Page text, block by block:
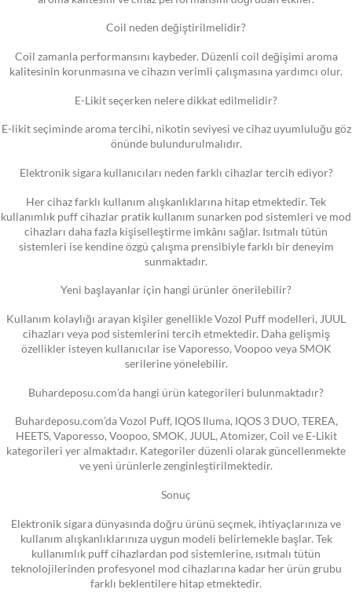
Coil neden değiştirilmelidir?
Coil zamanla performansını kaybeder. Düzenli coil değişimi aroma
kalitesinin korunmasına ve cihazın verimli çalışmasına yardımcı olur.
E-Likit seçerken nelere dikkat edilmelidir?
E-likit seçiminde aroma tercihi, nikotin seviyesi ve cihaz uyumluluğu göz
önünde bulundurulmalıdır.
Elektronik sigara kullanıcıları neden farklı cihazlar tercih ediyor?
Her cihaz farklı kullanım alışkanlıklarına hitap etmektedir. Tek
kullanımlık puff cihazlar pratik kullanım sunarken pod sistemleri ve mod
cihazları daha fazla kişiselleştirme imkânı sağlar. Isıtmalı tütün
sistemleri ise kendine özgü çalışma prensibiyle farklı bir deneyim
sunmaktadır.
Yeni başlayanlar için hangi ürünler önerilebilir?
Kullanım kolaylığı arayan kişiler genellikle Vozol Puff modelleri, JUUL
cihazları veya pod sistemlerini tercih etmektedir. Daha gelişmiş
özellikler isteyen kullanıcılar ise Vaporesso, Voopoo veya SMOK
serilerine yönelebilir.
Buhardeposu.com’da hangi ürün kategorileri bulunmaktadır?
Buhardeposu.com’da Vozol Puff, IQOS Iluma, IQOS 3 DUO, TEREA,
HEETS, Vaporesso, Voopoo, SMOK, JUUL, Atomizer, Coil ve E-Likit
kategorileri yer almaktadır. Kategoriler düzenli olarak güncellenmekte
ve yeni ürünlerle zenginleştirilmektedir.
Sonuç
Elektronik sigara dünyasında doğru ürünü seçmek, ihtiyaçlarınıza ve
kullanım alışkanlıklarınıza uygun modeli belirlemekle başlar. Tek
kullanımlık puff cihazlardan pod sistemlerine, ısıtmalı tütün
teknolojilerinden profesyonel mod cihazlarına kadar her ürün grubu
farklı beklentilere hitap etmektedir.